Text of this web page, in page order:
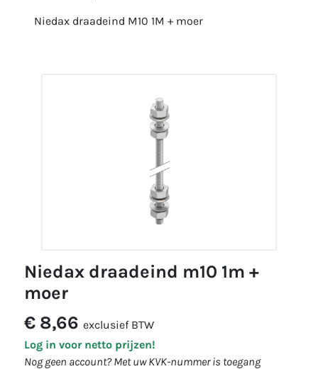
Niedax draadeind M10 1M + moer
niedax draadeind m10 1m +
moer
€ 8,66 exclusief BTW
Log in voor netto prijzen!
Nog geen account? Met uw KVK-nummer is toegang